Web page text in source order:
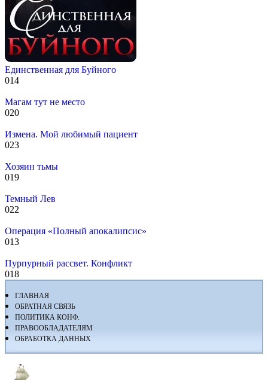
Единственная для Буйного
014
Магам тут не место
020
Измена. Мой любимый пациент
023
Хозяин тьмы
019
Темный Лев
022
Операция «Полный апокалипсис»
013
Пурпурный рассвет. Конфликт
018
ГЛАВНАЯ
ОБРАТНАЯ СВЯЗЬ
ПОЛИТИКА КОНФ.
ПРАВООБЛАДАТЕЛЯМ
ОБРАБОТКА ДАННЫХ